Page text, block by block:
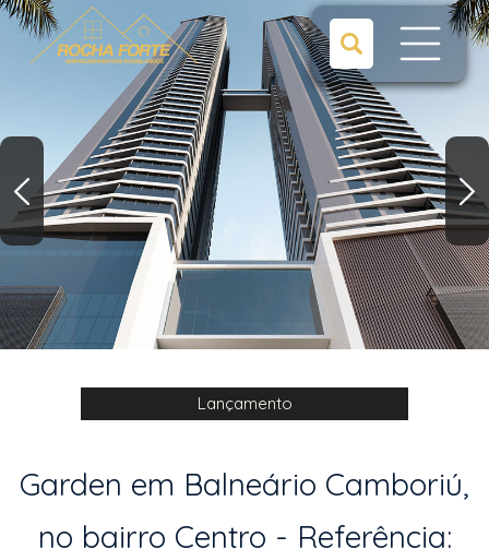
Lançamento
Garden em Balneário Camboriú,
no bairro Centro - Referência: